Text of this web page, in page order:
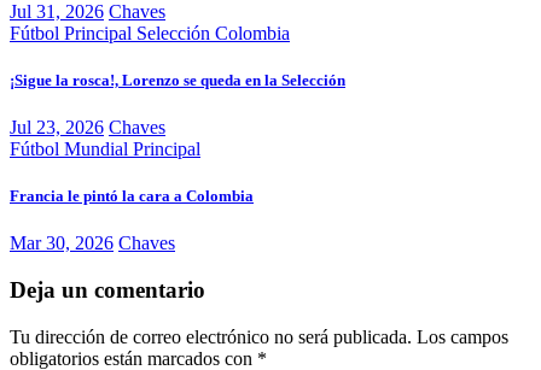
Jul 31, 2026 Chaves
Fútbol Principal Selección Colombia
¡Sigue la rosca!, Lorenzo se queda en la Selección
Jul 23, 2026 Chaves
Fútbol Mundial Principal
Francia le pintó la cara a Colombia
Mar 30, 2026 Chaves
Deja un comentario
Tu dirección de correo electrónico no será publicada. Los campos
obligatorios están marcados con *